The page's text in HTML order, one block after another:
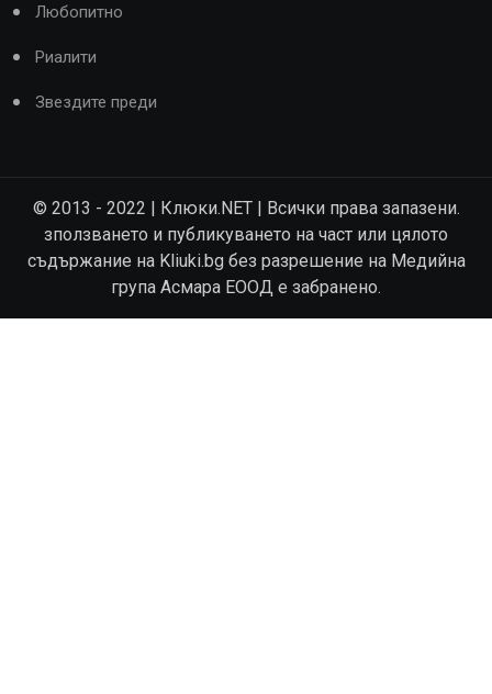
Любопитно
Риалити
Звездите преди
© 2013 - 2022 | Клюки.NET | Всички права запазени.
зползването и публикуването на част или цялото
съдържание на Kliuki.bg без разрешение на Медийна
група Асмара ЕООД е забранено.